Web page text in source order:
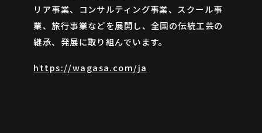
リア事業、コンサルティング事業、スクール事
業、旅行事業などを展開し、全国の伝統工芸の
継承、発展に取り組んでいます。
https://wagasa.com/ja